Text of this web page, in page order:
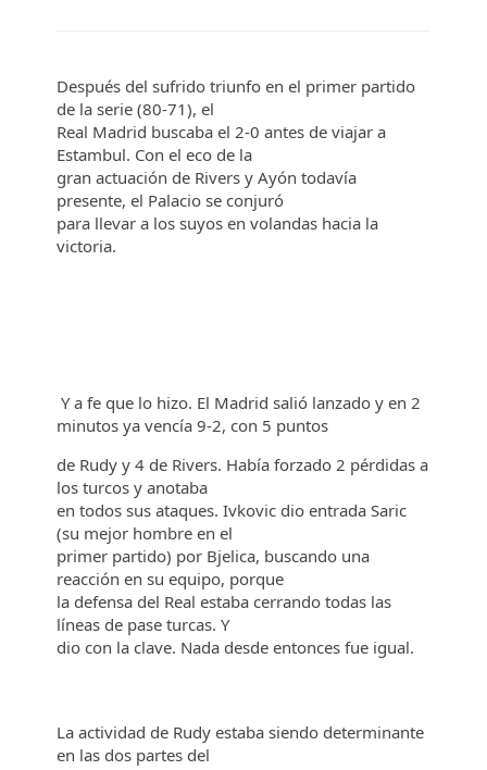
Después del sufrido triunfo en el primer partido
de la serie (80-71), el
Real Madrid buscaba el 2-0 antes de viajar a
Estambul. Con el eco de la
gran actuación de Rivers y Ayón todavía
presente, el Palacio se conjuró
para llevar a los suyos en volandas hacia la
victoria.
Y a fe que lo hizo. El Madrid salió lanzado y en 2
minutos ya vencía 9-2, con 5 puntos
de Rudy y 4 de Rivers. Había forzado 2 pérdidas a
los turcos y anotaba
en todos sus ataques. Ivkovic dio entrada Saric
(su mejor hombre en el
primer partido) por Bjelica, buscando una
reacción en su equipo, porque
la defensa del Real estaba cerrando todas las
líneas de pase turcas. Y
dio con la clave. Nada desde entonces fue igual.
La actividad de Rudy estaba siendo determinante
en las dos partes del